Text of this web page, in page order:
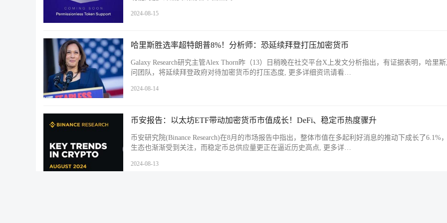
2024-08-15
哈里斯胜选率超特朗普8%！分析师：恐延续拜登打压加密货币
Galaxy Research研究主管Alex Thorn昨（13）日稍晚在社交平台X上发文分析指出，有证据表明，哈里
问团队，将延续拜登政府对待加密货币的打压态度, 更多详细资讯请看…
2024-08-14
币安报告：以太坊ETF带动加密货币市值成长！DeFi、稳定币热度骤升
币安研究院(Binance Research)在8月的市场报告中指出，整体市值在多起利好消息的推动下成长了6.1%
生态也渐渐受到关注，而稳定币总供应量更正在逼近历史高点, 更多详…
2024-08-13